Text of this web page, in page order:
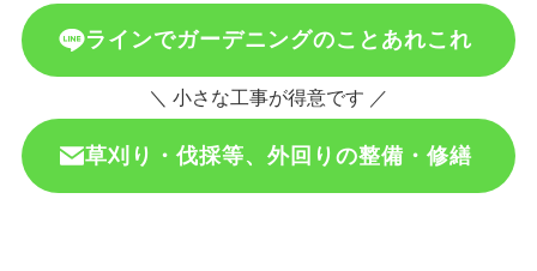
ラインでガーデニングのことあれこれ
＼ 小さな工事が得意です ／
草刈り・伐採等、外回りの整備・修繕